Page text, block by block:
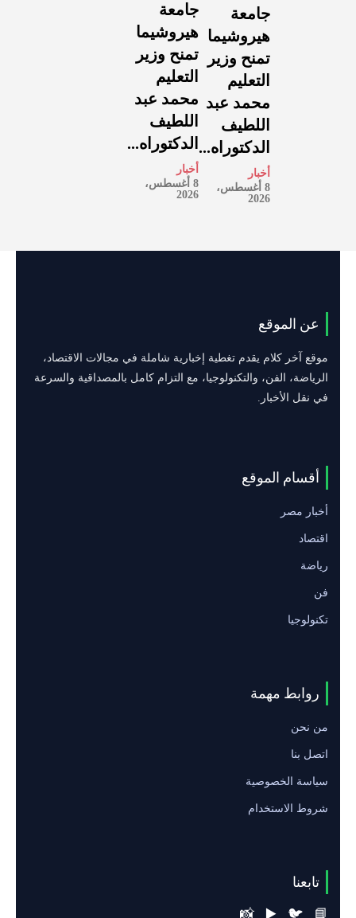
جامعة
هيروشيما
تمنح وزير
التعليم
محمد عبد
اللطيف
الدكتوراه...
أخبار
8 أغسطس،
2026
جامعة
هيروشيما
تمنح وزير
التعليم
محمد عبد
اللطيف
الدكتوراه...
أخبار
8 أغسطس،
2026
عن الموقع
موقع آخر كلام يقدم تغطية إخبارية شاملة في مجالات الاقتصاد،
الرياضة، الفن، والتكنولوجيا، مع التزام كامل بالمصداقية والسرعة
في نقل الأخبار.
أقسام الموقع
أخبار مصر
اقتصاد
رياضة
فن
تكنولوجيا
روابط مهمة
من نحن
اتصل بنا
سياسة الخصوصية
شروط الاستخدام
تابعنا
📘
🐦
▶️
📸